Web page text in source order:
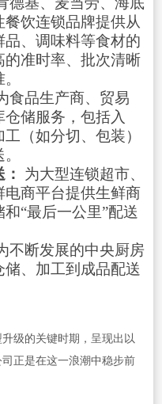
饮连锁品牌提供从
、调味料等食材的
准时率、批次清晰
食品生产商、贸易
储服务，包括入
（如分切、包装）
为大型连锁超市、
商平台提供生鲜商
“最后一公里”配送
不断发展的中央厨房
、加工到成品配送
级的关键时期，呈现出以
正是在这一浪潮中稳步前